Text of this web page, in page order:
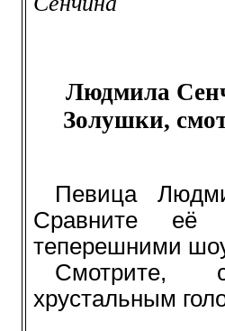
Людмила
Золушки,
Певица
Сравните её
теперешними
Смотрите,
хрустальным